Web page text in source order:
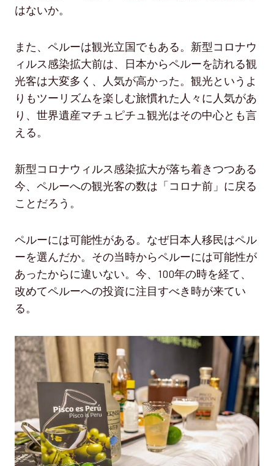
はないか。
また、ペルーは観光立国でもある。新型コロナウ
ィルス感染拡大前は、日本からペルーを訪れる観
光客は大変多く、人気が高かった。観光というよ
りもツーリズムを楽しむ旅慣れた人々に人気があ
り、世界遺産マチュピチュ観光はその中心とも言
える。
新型コロナウィルス感染拡大が落ち着きつつある
今、ペルーへの観光客の数は「コロナ前」に戻る
ことだろう。
ペルーには可能性がある。なぜ日本人移民はペル
ーを選んだか。その当時からペルーには可能性が
あったからに違いない。今、100年の時を経て、
改めてペルーへの投資に注目すべき時が来てい
る。